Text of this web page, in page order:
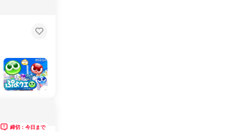
締切：今日まで